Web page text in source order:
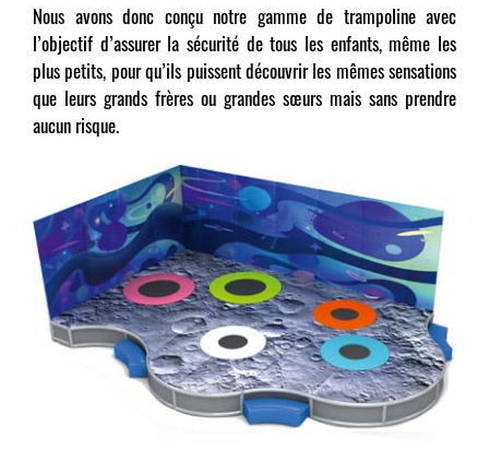
Nous avons donc conçu notre gamme de trampoline avec
l’objectif d’assurer la sécurité de tous les enfants, même les
plus petits, pour qu’ils puissent découvrir les mêmes sensations
que leurs grands frères ou grandes sœurs mais sans prendre
aucun risque.